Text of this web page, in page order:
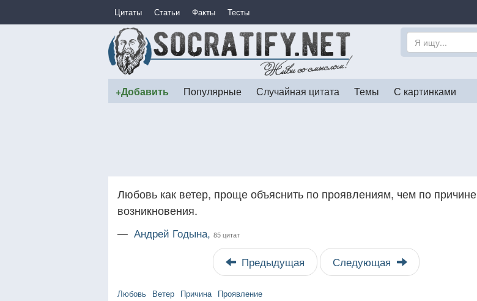
Цитаты Статьи Факты Тесты
+Добавить Популярные Случайная цитата Темы С картинками
Любовь как ветер, проще объяснить по проявлениям, чем по причине
возникновения.
— Андрей Годына, 85 цитат
Предыдущая Следующая
Любовь Ветер Причина Проявление